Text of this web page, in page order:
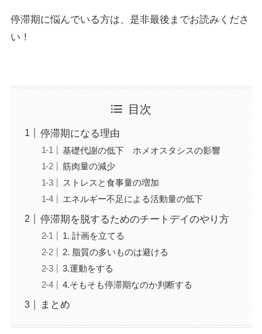
停滞期に悩んでいる方は、是非最後までお読みくださ
い！
目次
停滞期になる理由
基礎代謝の低下 ホメオスタシスの影響
筋肉量の減少
ストレスと食事量の増加
エネルギー不足による活動量の低下
停滞期を脱するためのチートデイのやり方
1. 計画を立てる
2. 脂質の多いものは避ける
3.運動をする
4.そもそも停滞期なのか判断する
まとめ